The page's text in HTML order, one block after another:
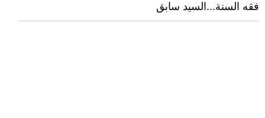
فقه السنة...السيد سابق